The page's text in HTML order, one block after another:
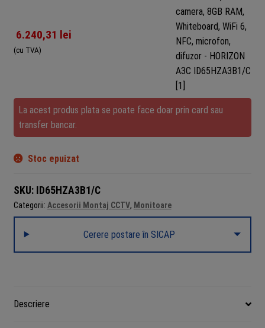
6.240,31 lei
(cu TVA)
La acest produs plata se poate face doar prin card sau
transfer bancar.
Stoc epuizat
SKU: ID65HZA3B1/C
Categorii: Accesorii Montaj CCTV, Monitoare
Cerere postare în SICAP
Descriere